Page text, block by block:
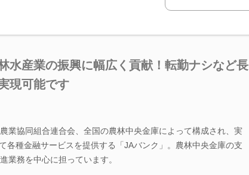
水産業の振興に幅広く貢献！転勤ナシなど長
現可能です
業協同組合連合会、全国の農林中央金庫によって構成され、実
各種金融サービスを提供する「JAバンク」。農林中央金庫の支
業務を中心に担っています。